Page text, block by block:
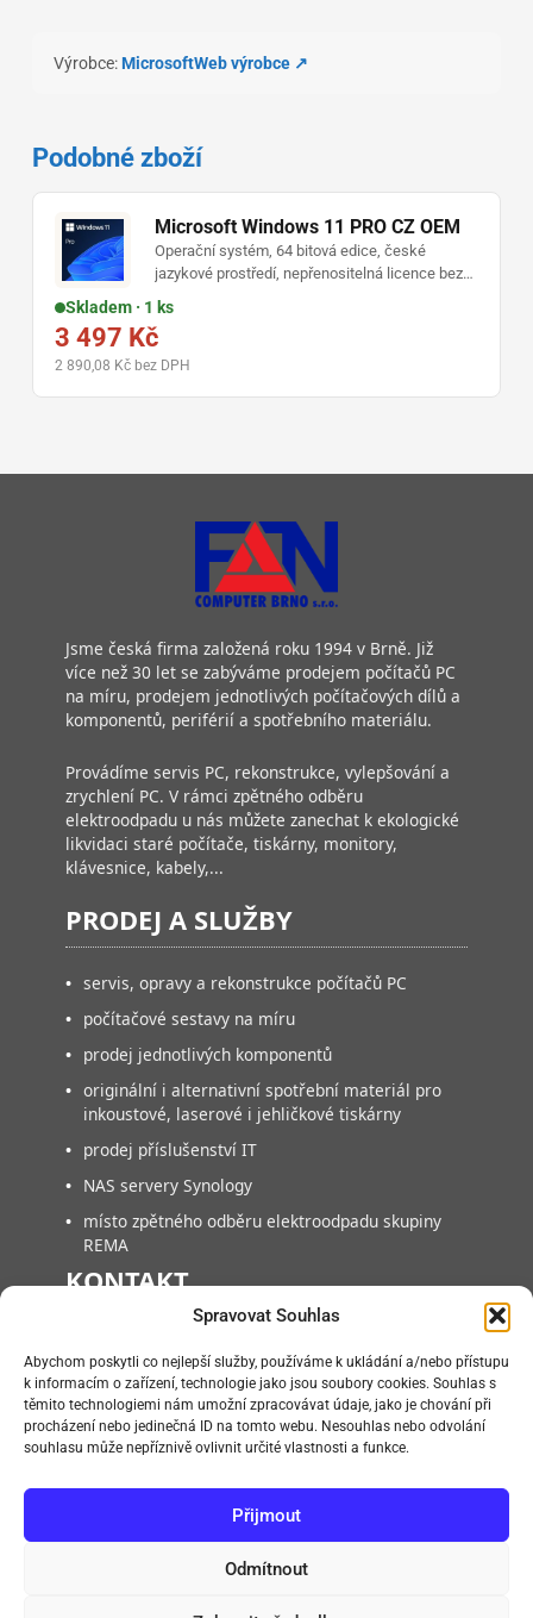
Spravovat Souhlas
Abychom poskytli co nejlepší služby, používáme k ukládání a/nebo přístupu
k informacím o zařízení, technologie jako jsou soubory cookies. Souhlas s
těmito technologiemi nám umožní zpracovávat údaje, jako je chování při
procházení nebo jedinečná ID na tomto webu. Nesouhlas nebo odvolání
souhlasu může nepříznivě ovlivnit určité vlastnosti a funkce.
Přijmout
Odmítnout
Výrobce:MicrosoftWeb výrobce ↗
Podobné zboží
Microsoft Windows 11 PRO CZ OEM
Operační systém, 64 bitová edice, české
jazykové prostředí, nepřenositelná licence bez
předplatného, vhodné pro domácnosti i firmy
Skladem · 1 ks
3 497 Kč
2 890,08 Kč bez DPH
Jsme česká firma založená roku 1994 v Brně. Již
více než 30 let se zabýváme prodejem počítačů PC
na míru, prodejem jednotlivých počítačových dílů a
komponentů, periférií a spotřebního materiálu.
Provádíme servis PC, rekonstrukce, vylepšování a
zrychlení PC. V rámci zpětného odběru
elektroodpadu u nás můžete zanechat k ekologické
likvidaci staré počítače, tiskárny, monitory,
klávesnice, kabely,...
PRODEJ A SLUŽBY
• servis, opravy a rekonstrukce počítačů PC
• počítačové sestavy na míru
• prodej jednotlivých komponentů
• originální i alternativní spotřební materiál pro
inkoustové, laserové i jehličkové tiskárny
• prodej příslušenství IT
• NAS servery Synology
• místo zpětného odběru elektroodpadu skupiny
REMA
KONTAKT
Vlárská 953/22, 627 00, Brno-Slatina
+420 545218880
+420 545218881
09:00 – 14:00